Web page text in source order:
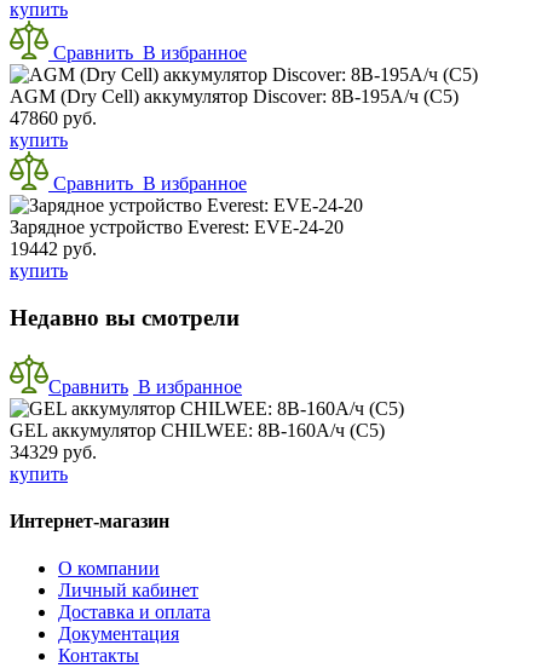
купить
Сравнить В избранное
AGM (Dry Cell) аккумулятор Discover: 8В-195А/ч (С5)
47860 руб.
купить
Сравнить В избранное
Зарядное устройство Everest: EVE-24-20
19442 руб.
купить
Недавно вы смотрели
Сравнить В избранное
GEL аккумулятор CHILWEE: 8В-160А/ч (С5)
34329 руб.
купить
Интернет-магазин
О компании
Личный кабинет
Доставка и оплата
Документация
Контакты